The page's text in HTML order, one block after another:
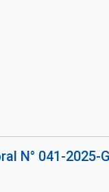
N° 041-2025-